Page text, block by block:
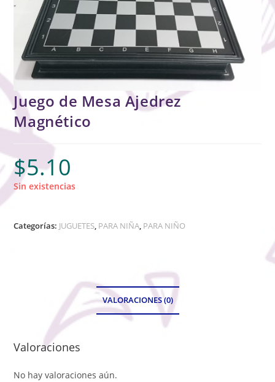
Juego de Mesa Ajedrez
Magnético
$5.10
Sin existencias
Categorías: JUGUETES, PARA NIÑA, PARA NIÑO
VALORACIONES (0)
Valoraciones
No hay valoraciones aún.